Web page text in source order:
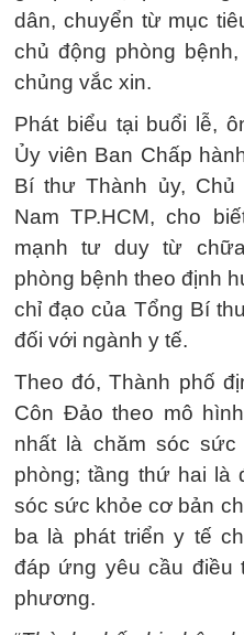
dân, chuyển từ mục
chủ động phòng
chủng vắc xin.
Phát biểu tại buổi lễ,
Ủy viên Ban Chấp
Bí thư Thành ủy,
Nam TP.HCM, cho
mạnh tư duy từ
phòng bệnh theo định
chỉ đạo của Tổng Bí
đối với ngành y tế.
Theo đó, Thành phố
Côn Đảo theo mô
nhất là chăm sóc
phòng; tầng thứ hai là
sóc sức khỏe cơ bản
ba là phát triển y tế
đáp ứng yêu cầu điều
phương.